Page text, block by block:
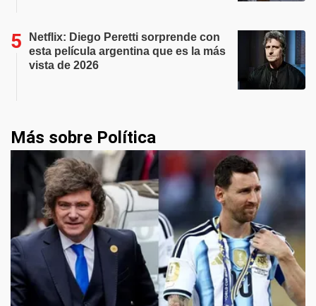
Netflix: Diego Peretti sorprende con
esta película argentina que es la más
vista de 2026
Más sobre Política